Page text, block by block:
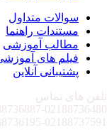
سوالات متداول
مستندات راهنما
مطالب آموزشی
فیلم های
پشتیبانی آنلاین
تلفن های تماس
02188736480-
02188737591-